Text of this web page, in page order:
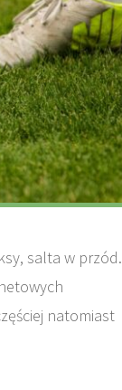
salta w przód.
natomiast